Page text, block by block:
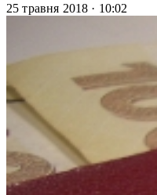
25 травня 2018 · 10:02